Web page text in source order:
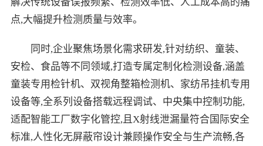
解决传统设备误报频繁、检测效率低、人工成本高的痛
点,大幅提升检测质量与效率。
同时,企业聚焦场景化需求研发,针对纺织、童装、
安检、食品等不同领域,打造专属定制化检测设备,涵盖
童装专用检针机、双视角整箱检测机、家纺吊挂机专用
设备等,全系列设备搭载远程调试、中央集中控制功能,
适配智能工厂数字化管控,且X射线泄漏量符合国际安全
标准,人性化无屏蔽帘设计兼顾操作安全与生产流畅,各